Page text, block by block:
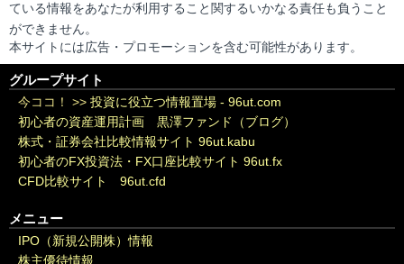
ている情報をあなたが利用すること関するいかなる責任も負うこと
ができません。
本サイトには広告・プロモーションを含む可能性があります。
グループサイト
今ココ！ >> 投資に役立つ情報置場 - 96ut.com
初心者の資産運用計画 黒澤ファンド（ブログ）
株式・証券会社比較情報サイト 96ut.kabu
初心者のFX投資法・FX口座比較サイト 96ut.fx
CFD比較サイト 96ut.cfd
メニュー
IPO（新規公開株）情報
株主優待情報